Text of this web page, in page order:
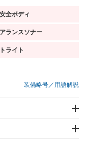
全ボディ
あり
ランスソナー
あり
ライト
あり
装備略号／用語解説